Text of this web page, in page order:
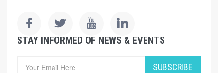
STAY INFORMED OF NEWS & EVENTS
SUBSCRIBE